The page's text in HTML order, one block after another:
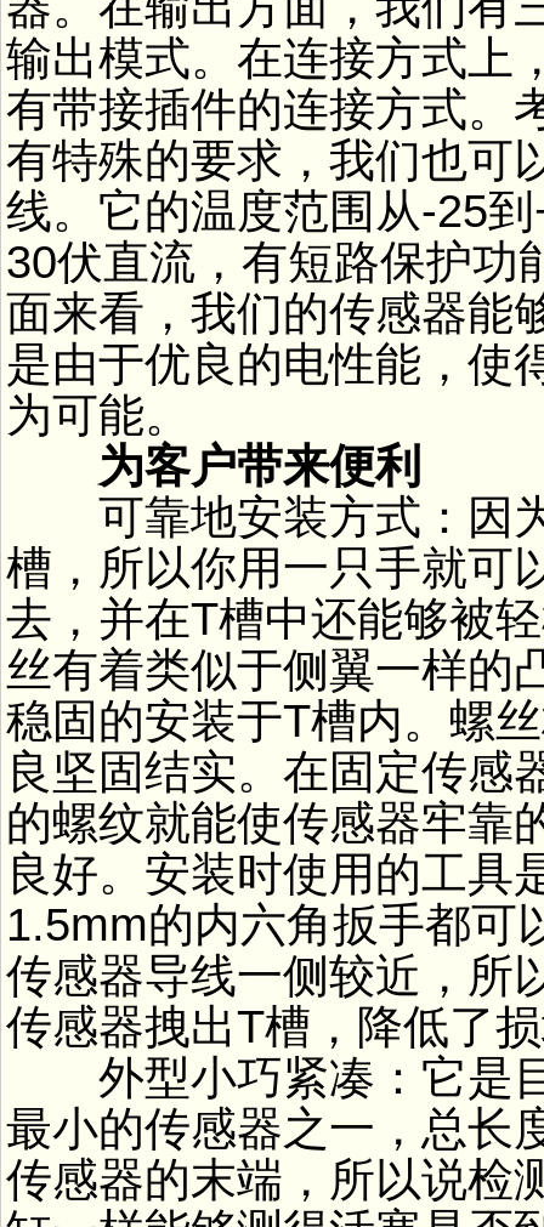
输出模式。在连接方式上
有带接插件的连接方式。
有特殊的要求，我们也可
线。它的温度范围从-25
30伏直流，有短路保护功
面来看，我们的传感器能
是由于优良的电性能，使
为可能。
为客户带来便利
可靠地安装方式：因
槽，所以你用一只手就可
去，并在T槽中还能够被
丝有着类似于侧翼一样的
稳固的安装于T槽内。螺
良坚固结实。在固定传感
的螺纹就能使传感器牢靠
良好。安装时使用的工具
1.5mm的内六角扳手都可
传感器导线一侧较近，所
传感器拽出T槽，降低了
外型小巧紧凑：它是目
最小的传感器之一，总长
传感器的末端，所以说检